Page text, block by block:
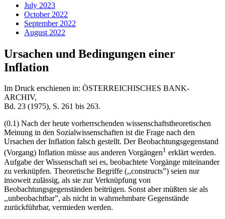
July 2023
October 2022
September 2022
August 2022
Ursachen und Bedingungen einer
Inflation
Im Druck erschienen in: ÖSTERREICHISCHES BANK-
ARCHIV,
Bd. 23 (1975), S. 261 bis 263.
(0.1) Nach der heute vorherrschenden wissenschaftstheoretischen
Meinung in den Sozialwissenschaften ist die Frage nach den
Ursachen der Inflation falsch gestellt. Der Beobachtungsgegenstand
(Vorgang) Inflation müsse aus anderen Vorgängen1 erklärt werden.
Aufgabe der Wissenschaft sei es, beobachtete Vorgänge miteinander
zu verknüpfen. Theoretische Begriffe (,,constructs”) seien nur
insoweit zulässig, als sie zur Verknüpfung von
Beobachtungsgegenständen beitrügen. Sonst aber müßten sie als
,,unbeobachtbar”, als nicht in wahrnehmbare Gegenstände
zurückführbar, vermieden werden.